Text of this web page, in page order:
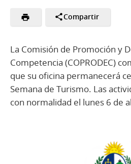
Compartir
La Comisión de Promoción y
Competencia (COPRODEC)
que su oficina permanecerá
Semana de Turismo. Las
con normalidad el lunes 6 de